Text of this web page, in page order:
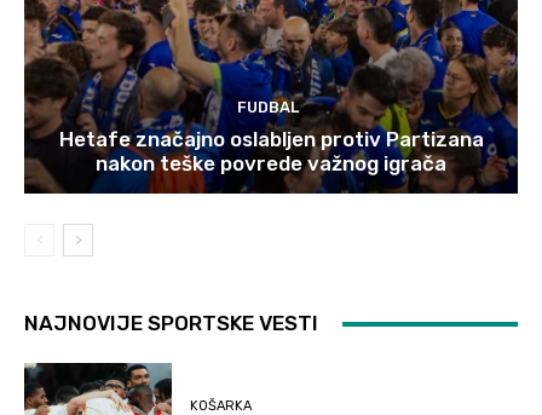
FUDBAL
Hetafe značajno oslabljen protiv Partizana
nakon teške povrede važnog igrača
NAJNOVIJE SPORTSKE VESTI
KOŠARKA